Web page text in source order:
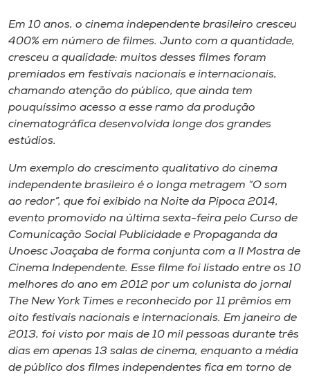
Rádio
Museu
Unoesc
Store
Selecione
o idioma
A+
A-
Em 10 anos, o cinema independente brasileiro cresceu
400% em número de filmes. Junto com a quantidade,
cresceu a qualidade: muitos desses filmes foram
premiados em festivais nacionais e internacionais,
chamando atenção do público, que ainda tem
pouquíssimo acesso a esse ramo da produção
cinematográfica desenvolvida longe dos grandes
estúdios.
Um exemplo do crescimento qualitativo do cinema
independente brasileiro é o longa metragem “O som
ao redor”, que foi exibido na Noite da Pipoca 2014,
evento promovido na última sexta-feira pelo Curso de
Comunicação Social Publicidade e Propaganda da
Unoesc Joaçaba de forma conjunta com a II Mostra de
Cinema Independente. Esse filme foi listado entre os 10
melhores do ano em 2012 por um colunista do jornal
The New York Times e reconhecido por 11 prêmios em
oito festivais nacionais e internacionais. Em janeiro de
2013, foi visto por mais de 10 mil pessoas durante três
dias em apenas 13 salas de cinema, enquanto a média
de público dos filmes independentes fica em torno de